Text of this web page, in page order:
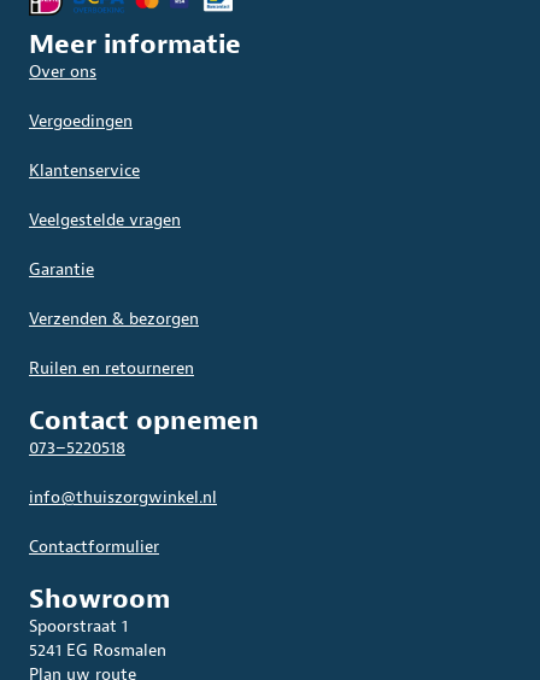
Meer informatie
Over ons
Vergoedingen
Klantenservice
Veelgestelde vragen
Garantie
Verzenden & bezorgen
Ruilen en retourneren
Contact opnemen
073–5220518
info@thuiszorgwinkel.nl
Contactformulier
Showroom
Spoorstraat 1
5241 EG Rosmalen
Plan uw route